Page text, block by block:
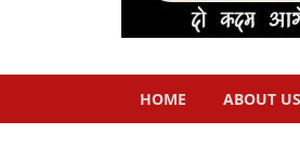
HOME ABOUT US